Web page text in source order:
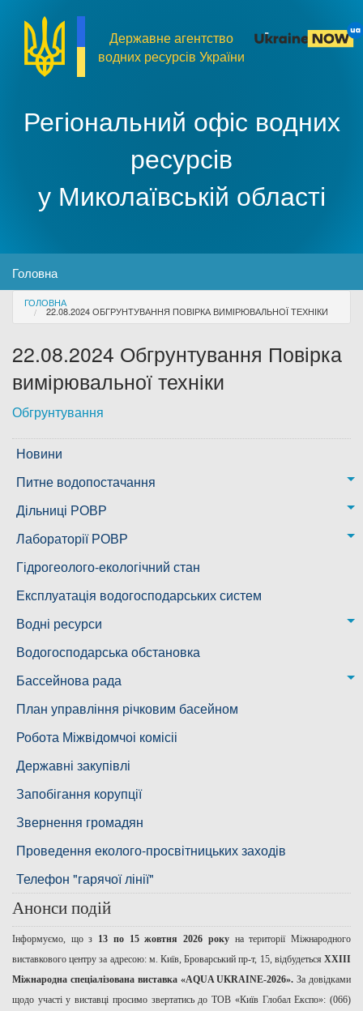
Регіональний офіс водних
ресурсів
у Миколаївській області
Державне агентство
водних ресурсів України
MENU
Головна
Про організацію
Доступ до публічної інформації
Дозвіл на спеціальне водокористування
You are here
ГОЛОВНА
22.08.2024 ОБГРУНТУВАННЯ ПОВІРКА ВИМІРЮВАЛЬНОЇ ТЕХНІКИ
22.08.2024 Обгрунтування Повірка
вимірювальної техніки
Обгрунтування
Новини
Питне водопостачання
м. Миколаїв
Казанківська ТГ
Дільниці РОВР
Новоодеська дільниця – водогін № 1,2
Воскресенська дільниця – водогін № 3
Ковалівська дільниця
Новобузька дільниця
Снігурівська дільниця
Дільниця з обслуговування насосного обладнання та
водоочисних установок
Лабораторії РОВР
Лабораторія моніторингу вод
Лабораторія питного водопостачання
Гідрогеолого-екологічний стан
Експлуатація водогосподарських систем
Водні ресурси
Режими роботи водних об’єктів
Водогосподарська обстановка
Бассейнова рада
Басейнова рада Південного Бугу
Басейнова рада нижнього Дніпра
Басейнова рада річок Причорномор'я
План управління річковим басейном
Робота Міжвідомчоі комісіі
Державні закупівлі
Запобігання корупції
Звернення громадян
Проведення еколого-просвітницьких заходів
Телефон "гарячої лінії"
Анонси подій
Інформуємо, що з 13 по 15 жовтня 2026 рокуна території Міжнародного
виставкового центру за адресою: м. Київ, Броварський пр-т, 15, відбудеться ХХІІІ
Міжнародна спеціалізована виставка «AQUA UKRAINE-2026».За довідками
щодо участі у виставці просимо звертатись до ТОВ «Київ Глобал Експо»: (066)